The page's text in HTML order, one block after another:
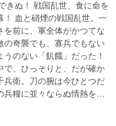
きぬ！ 戦国乱世、食に命を
一
を前に、軍全体がかつてな
の奇襲でも、寡兵でもない
のない「飢餓」だった！
で、ひっそりと、だが確か
兵衛。刀の腕は今ひとつだ
兵糧に並々ならぬ情熱をか
不足、日に日に失われる